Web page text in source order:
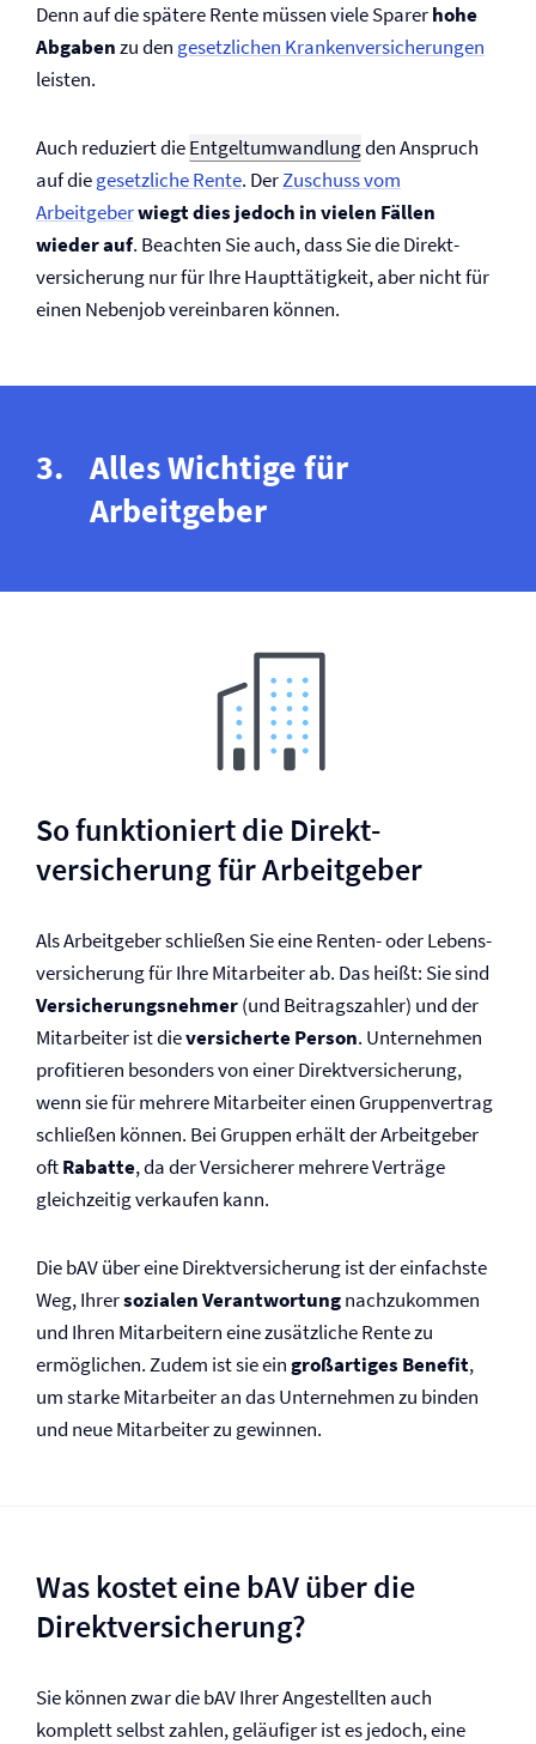
Denn auf die spätere Rente müssen viele Sparerhohe
Abgabenzu den gesetzlichen Kranken­versicherungen
leisten.
Auch reduziert dieEntgeltumwandlungden Anspruch
auf diegesetzliche Rente. DerZuschuss vom
Arbeitgeberwiegt dies jedoch in vielen Fällen
wieder auf. Beachten Sie auch, dass Sie die Direkt­
versicherung nur für Ihre Haupttätigkeit, aber nicht für
einen Nebenjob vereinbaren können.
Alles Wichtige für
Arbeitgeber
So funktioniert die Direkt­
versicherung für Arbeitgeber
Als Arbeitgeber schließen Sie eine Renten- oder Lebens­
versicherung für Ihre Mitarbeiter ab. Das heißt: Sie sind
Versicherungsnehmer(und Beitragszahler) und der
Mitarbeiter ist dieversicherte Person. Unternehmen
profitieren besonders von einer Direkt­versicherung,
wenn sie für mehrere Mitarbeiter einen Gruppenvertrag
schließen können. Bei Gruppen erhält der Arbeitgeber
oftRabatte, da der Versicherer mehrere Verträge
gleichzeitig verkaufen kann.
Die bAV über eine Direkt­versicherung ist der einfachste
Weg, Ihrersozialen Verantwortungnachzukommen
und Ihren Mitarbeitern eine zusätzliche Rente zu
ermöglichen. Zudem ist sie eingroßartiges Benefit,
um starke Mitarbeiter an das Unternehmen zu binden
und neue Mitarbeiter zu gewinnen.
Was kostet eine bAV über die
Direkt­versicherung?
Sie können zwar die bAV Ihrer Angestellten auch
komplett selbst zahlen, geläufiger ist es jedoch, eine